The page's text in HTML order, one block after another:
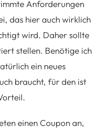
Anforderungen
das hier auch wirklich
wird. Daher sollte
stellen. Benötige ich
ein neues
braucht, für den ist
einen Coupon an,